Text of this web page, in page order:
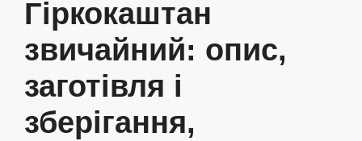
Гіркокаштан
звичайний: опис,
заготівля і
зберігання,